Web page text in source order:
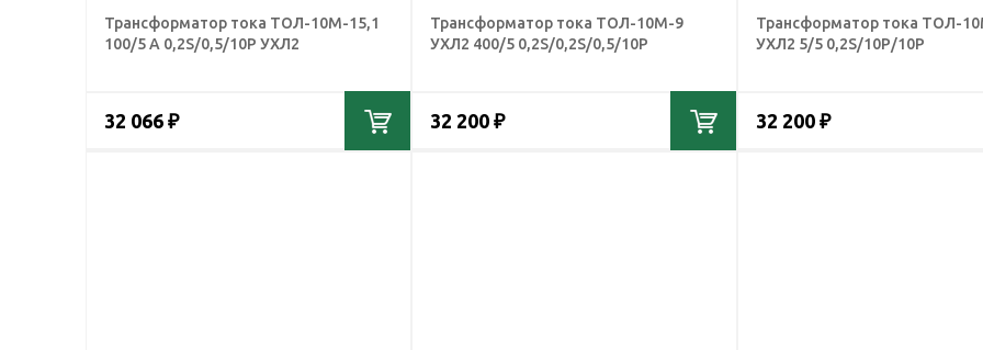
Трансформатор тока ТОЛ-10М-15,1
100/5 А 0,2S/0,5/10Р УХЛ2
32 066 ₽
Трансформатор тока ТОЛ-10М-9
УХЛ2 400/5 0,2S/0,2S/0,5/10Р
32 200 ₽
Трансформатор тока ТОЛ-
УХЛ2 5/5 0,2S/10Р/10Р
32 200 ₽